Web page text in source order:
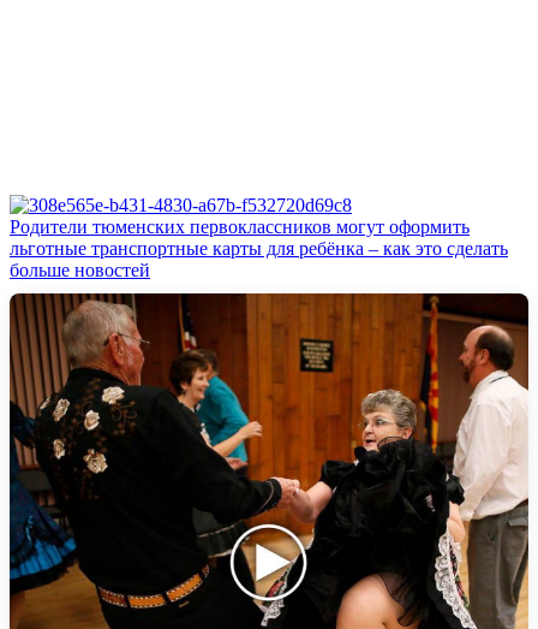
Родители тюменских первоклассников могут оформить
льготные транспортные карты для ребёнка – как это сделать
больше новостей